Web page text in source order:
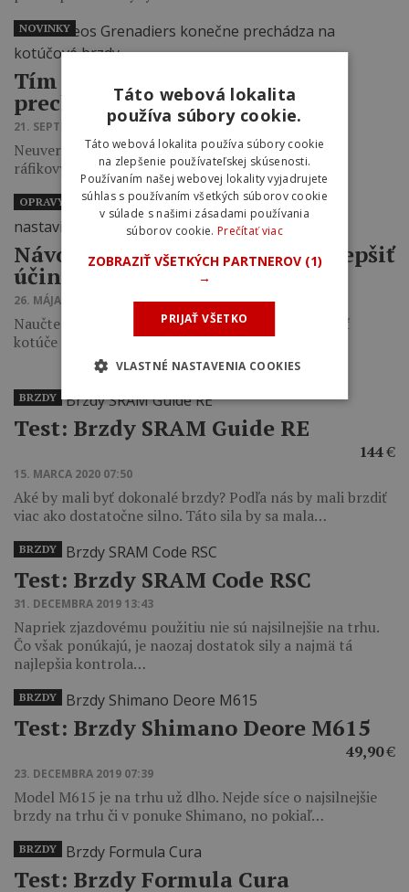
Tím Ineos Grenadiers konečne
prechádza na kotúčové brzdy
21. SEPTEMBRA 2021 10:25
Neuveriteľné sa stalo realitou a znamená to koniec
ráfikových bŕzd v pelotóne WorldTour.
NOVINKY
Návod: 5 tipov, ako môžete vylepšiť
účinnosť a nastaviť vaše brzdy
26. MÁJA 2021 07:47
Naučte sa, ako správne nastaviť brzdy, namontovať
kotúče i brzdové strmene.
OPRAVY A ÚDRŽBA
Test: Brzdy SRAM Guide RE
144€
15. MARCA 2020 07:50
Aké by mali byť dokonalé brzdy? Podľa nás by mali brzdiť
viac ako dostatočne silno. Táto sila by sa mala…
BRZDY
Test: Brzdy SRAM Code RSC
31. DECEMBRA 2019 13:43
Napriek zjazdovému použitiu nie sú najsilnejšie na trhu.
Čo však ponúkajú, je naozaj dostatok sily a najmä tá
najlepšia kontrola…
BRZDY
Test: Brzdy Shimano Deore M615
49,90€
23. DECEMBRA 2019 07:39
Model M615 je na trhu už dlho. Nejde síce o najsilnejšie
brzdy na trhu či v ponuke Shimano, no pokiaľ…
BRZDY
Test: Brzdy Formula Cura
BRZDY
Táto webová lokalita
používa súbory cookie.
Táto webová lokalita používa súbory cookie
na zlepšenie používateľskej skúsenosti.
Používaním našej webovej lokality vyjadrujete
súhlas s používaním všetkých súborov cookie
v súlade s našimi zásadami používania
súborov cookie. Prečítať viac
ZOBRAZIŤ VŠETKÝCH PARTNEROV (1)
→
PRIJAŤ VŠETKO
VLASTNÉ NASTAVENIA COOKIES